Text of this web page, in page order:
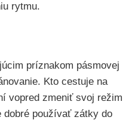
rytmu.
príznakom pásmovej
Kto cestuje na
vopred zmeniť svoj režim
používať zátky do